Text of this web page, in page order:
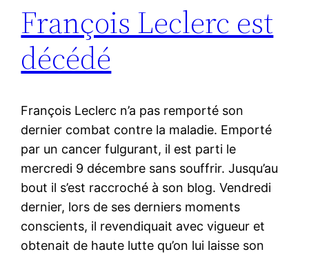
François Leclerc est
décédé
François Leclerc n’a pas remporté son
dernier combat contre la maladie. Emporté
par un cancer fulgurant, il est parti le
mercredi 9 décembre sans souffrir. Jusqu’au
bout il s’est raccroché à son blog. Vendredi
dernier, lors de ses derniers moments
conscients, il revendiquait avec vigueur et
obtenait de haute lutte qu’on lui laisse son